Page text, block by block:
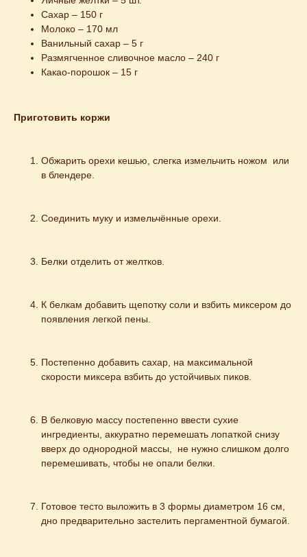
Сахар – 150 г
Молоко – 170 мл
Ванильный сахар – 5 г
Размягченное сливочное масло – 240 г
Какао-порошок – 15 г
Приготовить коржи
Обжарить орехи кешью, слегка измельчить ножом  или
в блендере.
Соединить муку и измельчённые орехи.
Белки отделить от желтков.
К белкам добавить щепотку соли и взбить миксером до
появления легкой пены.
Постепенно добавить сахар, на максимальной
скорости миксера взбить до устойчивых пиков.
В белковую массу постепенно ввести сухие
ингредиенты, аккуратно перемешать лопаткой снизу
вверх до однородной массы,  не нужно слишком долго
перемешивать, чтобы не опали белки.
Готовое тесто выложить в 3 формы диаметром 16 см,
дно предварительно застелить пергаментной бумагой.